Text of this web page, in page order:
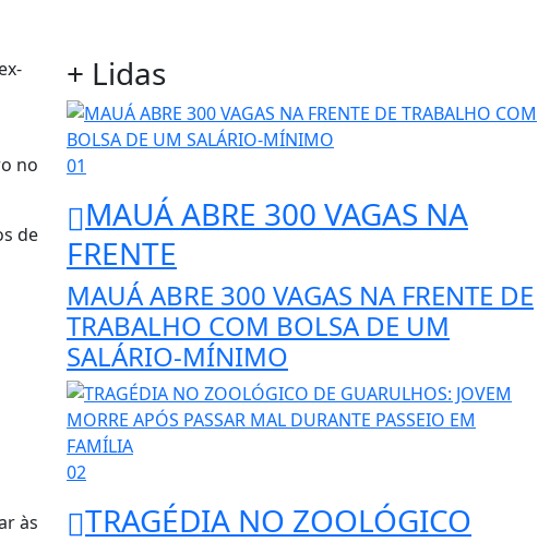
no
de
às
+ Lidas
01
MAUÁ ABRE 300 VAGAS NA
FRENTE
MAUÁ ABRE 300 VAGAS NA FRENTE DE
TRABALHO COM BOLSA DE UM
SALÁRIO-MÍNIMO
02
TRAGÉDIA NO ZOOLÓGICO